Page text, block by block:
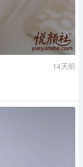
14天前